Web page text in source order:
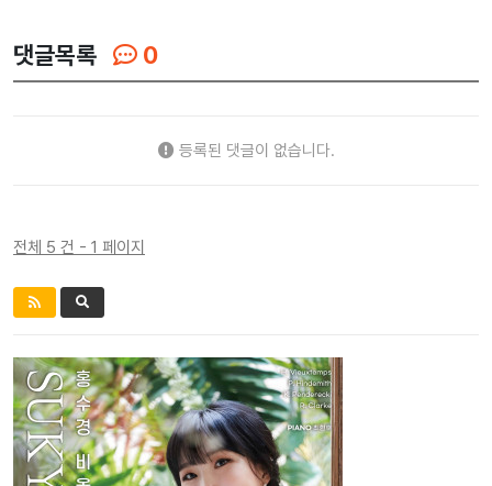
댓글목록 0
등록된 댓글이 없습니다.
전체 5 건 - 1 페이지